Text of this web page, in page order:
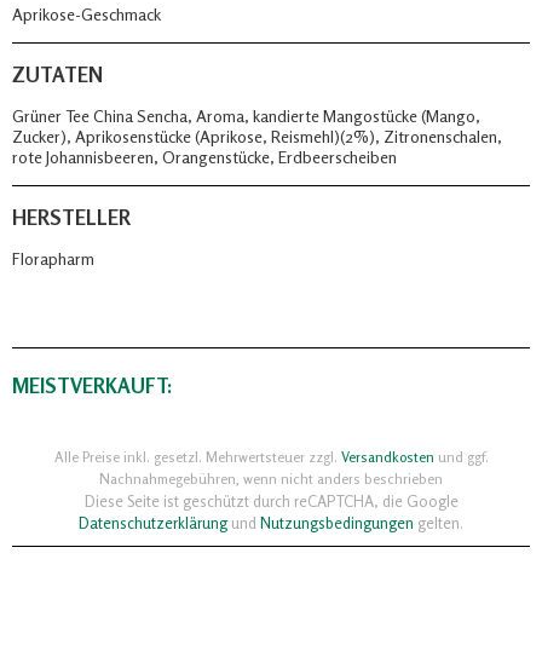
Aprikose-Geschmack
ZUTATEN
Grüner Tee China Sencha, Aroma, kandierte Mangostücke (Mango,
Zucker), Aprikosenstücke (Aprikose, Reismehl)(2%), Zitronenschalen,
rote Johannisbeeren, Orangenstücke, Erdbeerscheiben
HERSTELLER
Florapharm
MEISTVERKAUFT:
Alle Preise inkl. gesetzl. Mehrwertsteuer zzgl. Versandkosten und ggf.
Nachnahmegebühren, wenn nicht anders beschrieben
Diese Seite ist geschützt durch reCAPTCHA, die Google
Datenschutzerklärungund Nutzungsbedingungen gelten.